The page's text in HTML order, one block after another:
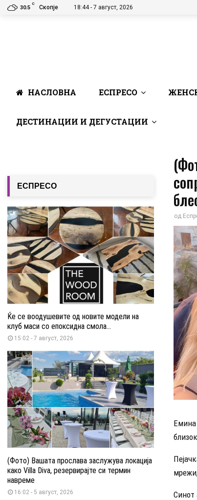
30.5
C
Скопје 18:44 - 7 август, 2026
НАСЛОВНА ЕСПРЕСО
ДЕСТИНАЦИИ И ДЕГУСТАЦИИ
од
Емина
Синот
ЕСПРЕСО
Ќе се воодушевите од новите модели на
клуб маси со епоксидна смола...
15:02 - 7 август, 2026
(Фото) Вашата прослава заслужува локација
како Villa Diva, резервирајте си термин
навреме
16:02 - 5 август, 2026